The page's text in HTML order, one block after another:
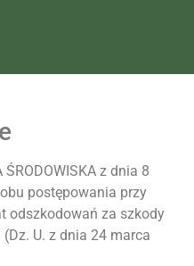
ŚRODOWISKA z dnia 8
postępowania przy
odszkodowań za szkody
U. z dnia 24 marca